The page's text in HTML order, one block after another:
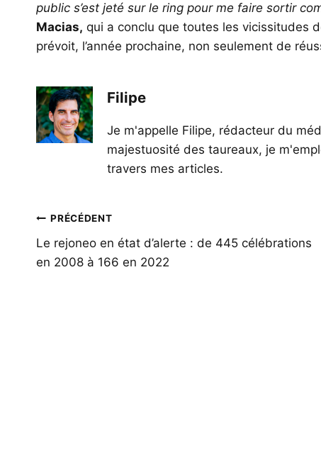
public s’est jeté sur le ring pour me faire sortir
Macias, qui a conclu que toutes les vicissitudes
prévoit, l’année prochaine, non seulement de
Filipe
Je m'appelle Filipe, rédacteur du
majestuosité des taureaux, je
travers mes articles.
Navigation
de
l’article
PRÉCÉDENT
Le rejoneo en état d’alerte : de 445 célébrations
en 2008 à 166 en 2022